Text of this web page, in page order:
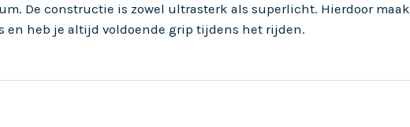
De constructie is zowel ultrasterk als superlicht. Hierdoor maak
en heb je altijd voldoende grip tijdens het rijden.